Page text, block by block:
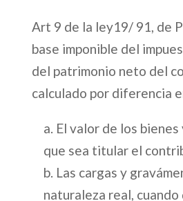
Art 9 de la ley19/ 91, de
base imponible del
del patrimonio neto del
calculado por diferencia
a. El valor de los
que sea titular el
b. Las cargas y
naturaleza real, cuando